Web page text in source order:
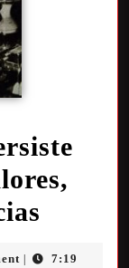
7:19